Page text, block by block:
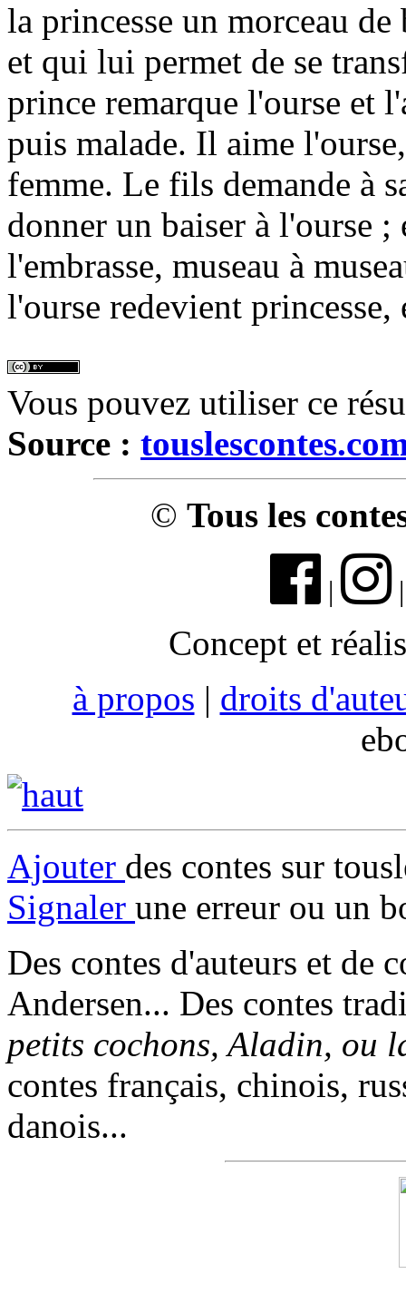
la princesse un morceau
et qui lui permet de se
prince remarque l'ourse et
puis malade. Il aime
femme. Le fils demande à
donner un baiser à l'ourse
l'embrasse, museau à
l'ourse redevient princesse,
Vous pouvez utiliser ce
Source :
© Tous les
|
Concept et
à propos | droits
Ajouter des contes sur
Signaler une erreur ou un
Des contes d'auteurs et de
Andersen... Des contes
petits cochons, Aladin, ou
contes français, chinois,
danois...